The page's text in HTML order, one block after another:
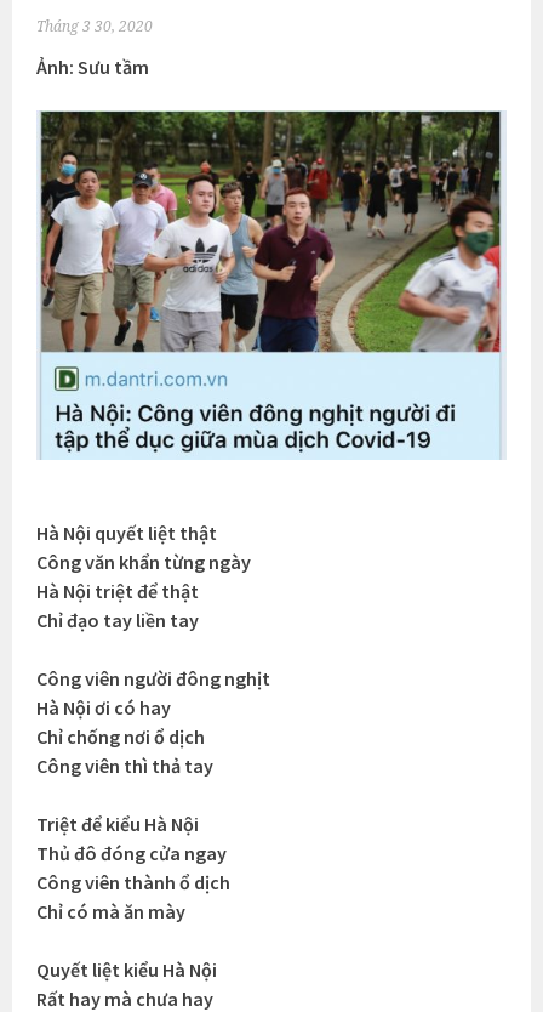
Tháng 3 30, 2020
Ảnh: Sưu tầm
Hà Nội quyết liệt thật
Công văn khẩn từng ngày
Hà Nội triệt để thật
Chỉ đạo tay liền tay
Công viên người đông nghịt
Hà Nội ơi có hay
Chỉ chống nơi ổ dịch
Công viên thì thả tay
Triệt để kiểu Hà Nội
Thủ đô đóng cửa ngay
Công viên thành ổ dịch
Chỉ có mà ăn mày
Quyết liệt kiểu Hà Nội
Rất hay mà chưa hay